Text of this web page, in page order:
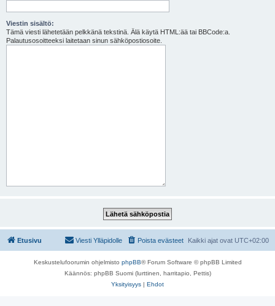
Viestin sisältö:
Tämä viesti lähetetään pelkkänä tekstinä. Älä käytä HTML:ää tai BBCode:a.
Palautusosoitteeksi laitetaan sinun sähköpostiosoite.
Etusivu Kaikki ajat ovat UTC+02:00
Poista evästeet
Viesti Ylläpidolle
Keskustelufoorumin ohjelmisto phpBB® Forum Software © phpBB Limited
Käännös: phpBB Suomi (lurttinen, harritapio, Pettis)
Yksityisyys | Ehdot